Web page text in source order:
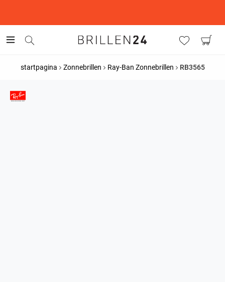
startpagina Zonnebrillen Ray-Ban Zonnebrillen RB3565